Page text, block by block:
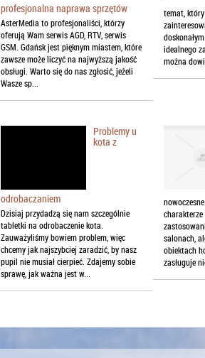
profesjonalna naprawa sprzętów
AsterMedia to profesjonaliści, którzy
oferują Wam serwis AGD, RTV, serwis
GSM. Gdańsk jest pięknym miastem, które
zawsze może liczyć na najwyższą jakość
obsługi. Warto się do nas zgłosić, jeżeli
Wasze sp...
temat,
idealnego
można
Problemy u
kota z
odrobaczaniem
Dzisiaj przydadzą się nam szczególnie
tabletki na odrobaczenie kota.
Zauważyliśmy bowiem problem, więc
chcemy jak najszybciej zaradzić, by nasz
pupil nie musiał cierpieć. Zdajemy sobie
sprawę, jak ważna jest w...
salonach,
obiektach
zasługuje